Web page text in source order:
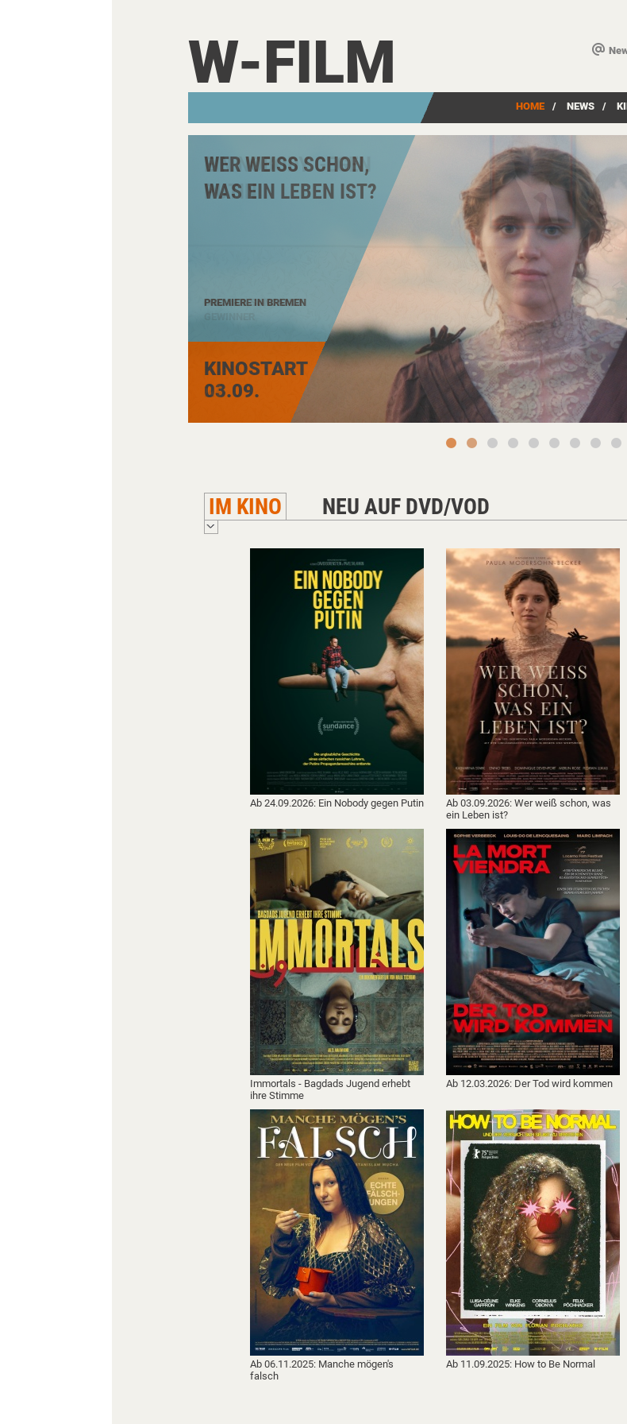
W-FILM
HOME / NEWS /
EIN NOBODY GEGEN
PUTIN
OSCAR & SUNDANCE
GEWINNER
KINOSTART
24.09.
IM KINO NEU AUF DVD/VOD
Ab 24.09.2026: Ein Nobody gegen Putin
Ab 03.09.2026: Wer weiß schon, was
ein Leben ist?
Immortals - Bagdads Jugend erhebt
ihre Stimme
Ab 12.03.2026: Der Tod wird kommen
Ab 06.11.2025: Manche mögen's
falsch
Ab 11.09.2025: How to Be Normal